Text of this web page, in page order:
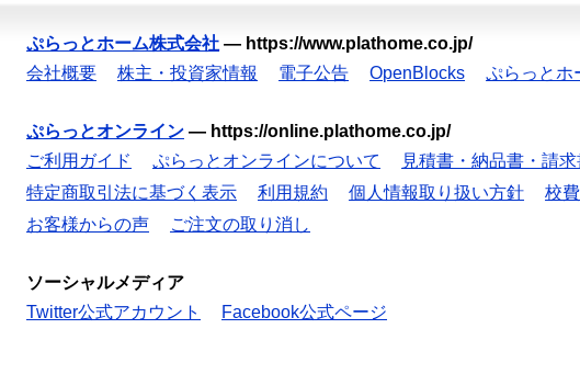
ぷらっとホーム株式会社 — https://www.plathome.co.jp/
会社概要
株主・投資家情報 電子公告 OpenBlocks ぷらっとホ
ぷらっとオンライン — https://online.plathome.co.jp/
ご利用ガイド
ぷらっとオンラインについて 見積書・納品書・請
特定商取引法に基づく表示
利用規約 個人情報取り扱い方針 校
お客様からの声
ご注文の取り消し
ソーシャルメディア
Twitter公式アカウント
Facebook公式ページ